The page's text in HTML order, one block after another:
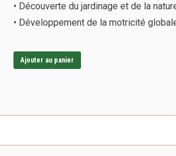
• Découverte du jardinage et de la
• Développement de la motricité
Ajouter au panier